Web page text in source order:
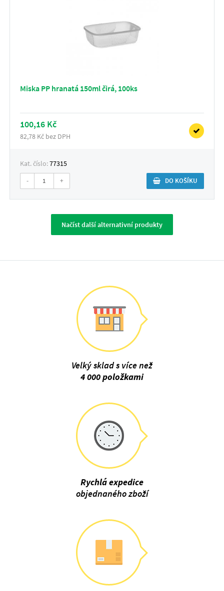
Miska PP hranatá 150ml čirá, 100ks
100,16 Kč
82,78 Kč bez DPH
Kat. číslo:77315
- + DO KOŠÍKU
Načíst další alternativní produkty
Velký sklad s více než
4 000 položkami
Rychlá expedice
objednaného zboží